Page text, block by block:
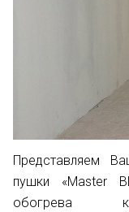
Представляем
пушки «Master
обогрева